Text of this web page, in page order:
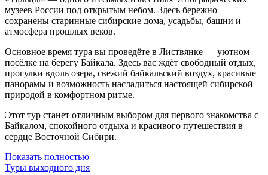
музеев России под открытым небом. Здесь бережно
сохранены старинные сибирские дома, усадьбы, башни и
атмосфера прошлых веков.
Основное время тура вы проведёте в Листвянке — уютном
посёлке на берегу Байкала. Здесь вас ждёт свободный отдых,
прогулки вдоль озера, свежий байкальский воздух, красивые
панорамы и возможность насладиться настоящей сибирской
природой в комфортном ритме.
Этот тур станет отличным выбором для первого знакомства с
Байкалом, спокойного отдыха и красивого путешествия в
сердце Восточной Сибири.
Показать полностью
Туры выходного дня